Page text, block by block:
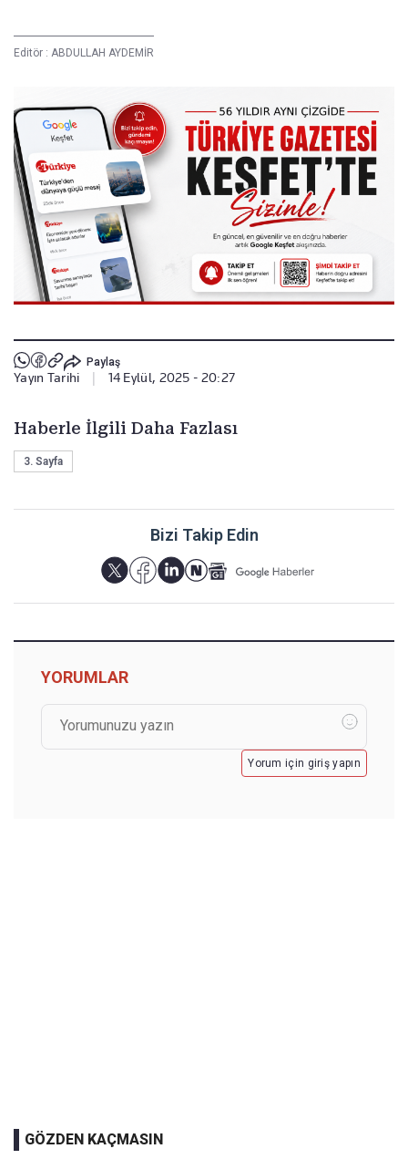
Editör : ABDULLAH AYDEMİR
Paylaş
Yayın Tarihi 14 Eylül, 2025 - 20:27
Haberle İlgili Daha Fazlası
3. Sayfa
Bizi Takip Edin
YORUMLAR
Yorum için giriş yapın
GÖZDEN KAÇMASIN